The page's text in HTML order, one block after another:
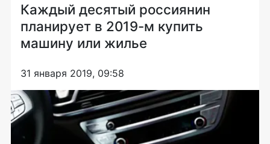
Каждый десятый россиянин
планирует в 2019-м купить
машину или жилье
31 января 2019, 09:58